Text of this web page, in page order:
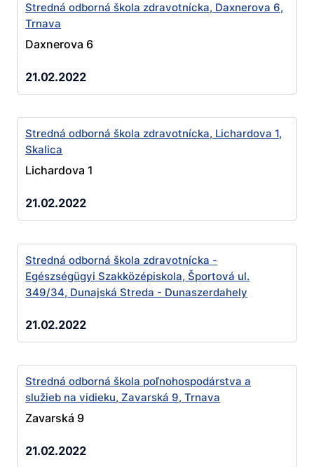
Stredná odborná škola zdravotnícka, Daxnerova 6,
Trnava
Daxnerova 6
21.02.2022
Stredná odborná škola zdravotnícka, Lichardova 1,
Skalica
Lichardova 1
21.02.2022
Stredná odborná škola zdravotnícka -
Egészségügyi Szakközépiskola, Športová ul.
349/34, Dunajská Streda - Dunaszerdahely
21.02.2022
Stredná odborná škola poľnohospodárstva a
služieb na vidieku, Zavarská 9, Trnava
Zavarská 9
21.02.2022